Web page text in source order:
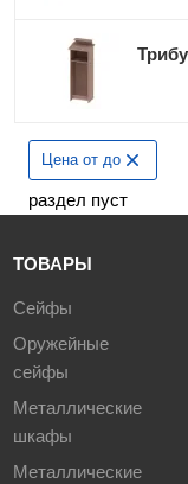
Цена от до
раздел пуст
ТОВАРЫ
Сейфы
Оружейные
сейфы
Металлические
шкафы
Металлические